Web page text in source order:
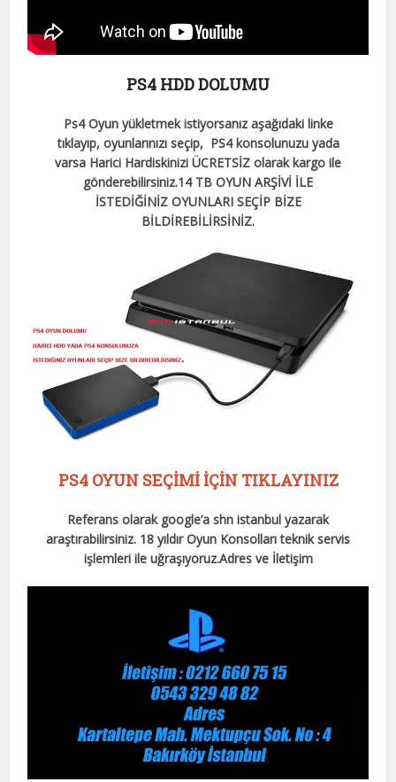
PS4 HDD DOLUMU
Ps4 Oyun yükletmek istiyorsanız aşağıdaki linke
tıklayıp, oyunlarınızı seçip, PS4 konsolunuzu yada
varsa Harici Hardiskinizi ÜCRETSİZ olarak kargo ile
gönderebilirsiniz.14 TB OYUN ARŞİVİ İLE
İSTEDİĞİNİZ OYUNLARI SEÇİP BİZE
BİLDİREBİLİRSİNİZ.
PS4 OYUN SEÇİMİ İÇİN TIKLAYINIZ
Referans olarak google’a shn istanbul yazarak
araştırabilirsiniz. 18 yıldır Oyun Konsolları teknik servis
işlemleri ile uğraşıyoruz.Adres ve İletişim